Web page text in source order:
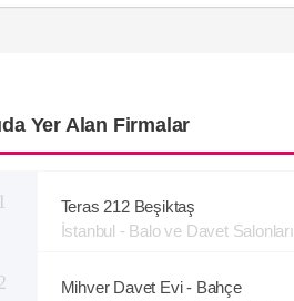
Yer Alan Firmalar
1
Teras 212 Beşiktaş
İstanbul - Balo ve Davet Salonları
Mihver Davet Evi - Bahçe